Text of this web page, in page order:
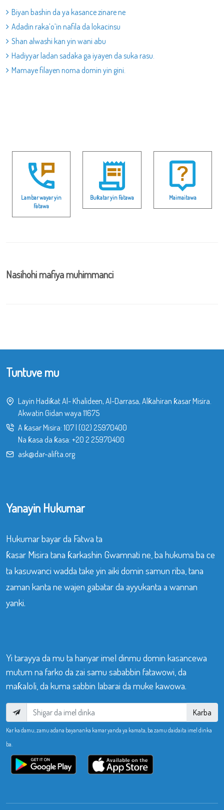
Biyan bashin da ya kasance zinare ne
Adadin raka’o’in nafila da lokacinsu
Shan alwashi kan yin wani abu
Hadiyyar ladan sadaka ga iyayen da suka rasu.
Mamaye filayen noma domin yin gini.
Lambar wayar yin
Fatawa
Buƙatar yin Fatawa Maimaitawa
Nasihohi mafiya muhimmanci
Tuntuve mu
Layin Hadiƙat Al- Khalideen, Al-Darrasa, Alƙahiran ƙasar Misira.
Akwatin Gidan waya 11675
A ƙasar Misira: 107| (02) 25970400
Na ƙasa da ƙasa: +20 2 25970400
ask@dar-alifta.org
Yanayin Hukumar
Hukumar bayar da Fatwa ta
ƙasar Misira tana ƙarkashin Gwamnati ne, ba hukuma ba ce
ta kasuwanci wadda take yin aiki domin samun riba, tana
zaman kanta ne wajen gabatar da ayyukanta a wannan
yanki.
Yi tarayya da mu ta hanyar imel dinmu domin kasancewa
mutum na farko da zai samu sababbin fatawowi, da
maƙaloli, da kuma sabbin labarai da muke kawowa.
Karba
Kar ka damu, zamu adana bayananka kamar yanda ya kamata, ba zamu daidaita imel dinka
ba.